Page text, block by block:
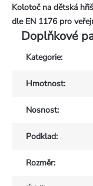
Kolotoč na dětská
dle EN 1176 pro
Doplňkové
Kategorie:
Hmotnost:
Nosnost:
Podklad:
Rozměr: